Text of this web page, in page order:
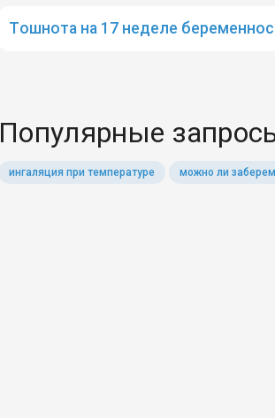
Тошнота на 17 неделе
Популярные
ингаляция при температуре можно ли